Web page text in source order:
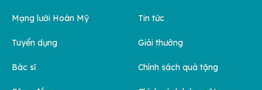
Mạng lưới Hoàn Mỹ
Tuyển dụng
Bác sĩ
Tin tức
Giải thưởng
Chính sách quà tặng